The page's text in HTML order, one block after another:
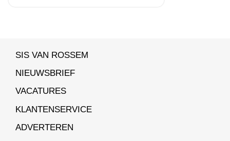
SIS VAN ROSSEM
NIEUWSBRIEF
VACATURES
KLANTENSERVICE
ADVERTEREN